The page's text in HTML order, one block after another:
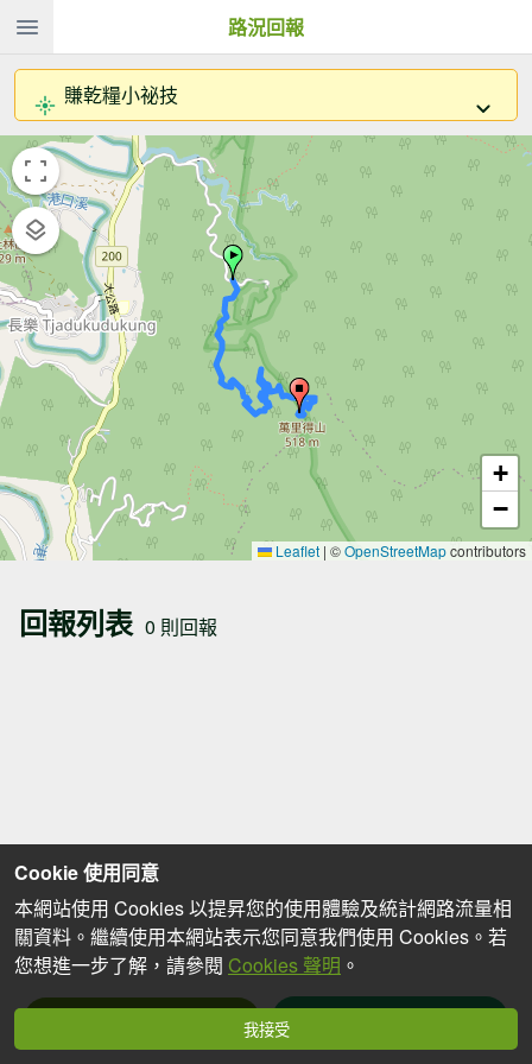
路況回報
賺乾糧小祕技
+
−
Leaflet | ©OpenStreetMapcontributors
回報列表 0 則回報
Cookie 使用同意
本網站使用 Cookies 以提昇您的使用體驗及統計網路流量相
關資料。繼續使用本網站表示您同意我們使用 Cookies。若
您想進一步了解，請參閱 Cookies 聲明 。
我接受